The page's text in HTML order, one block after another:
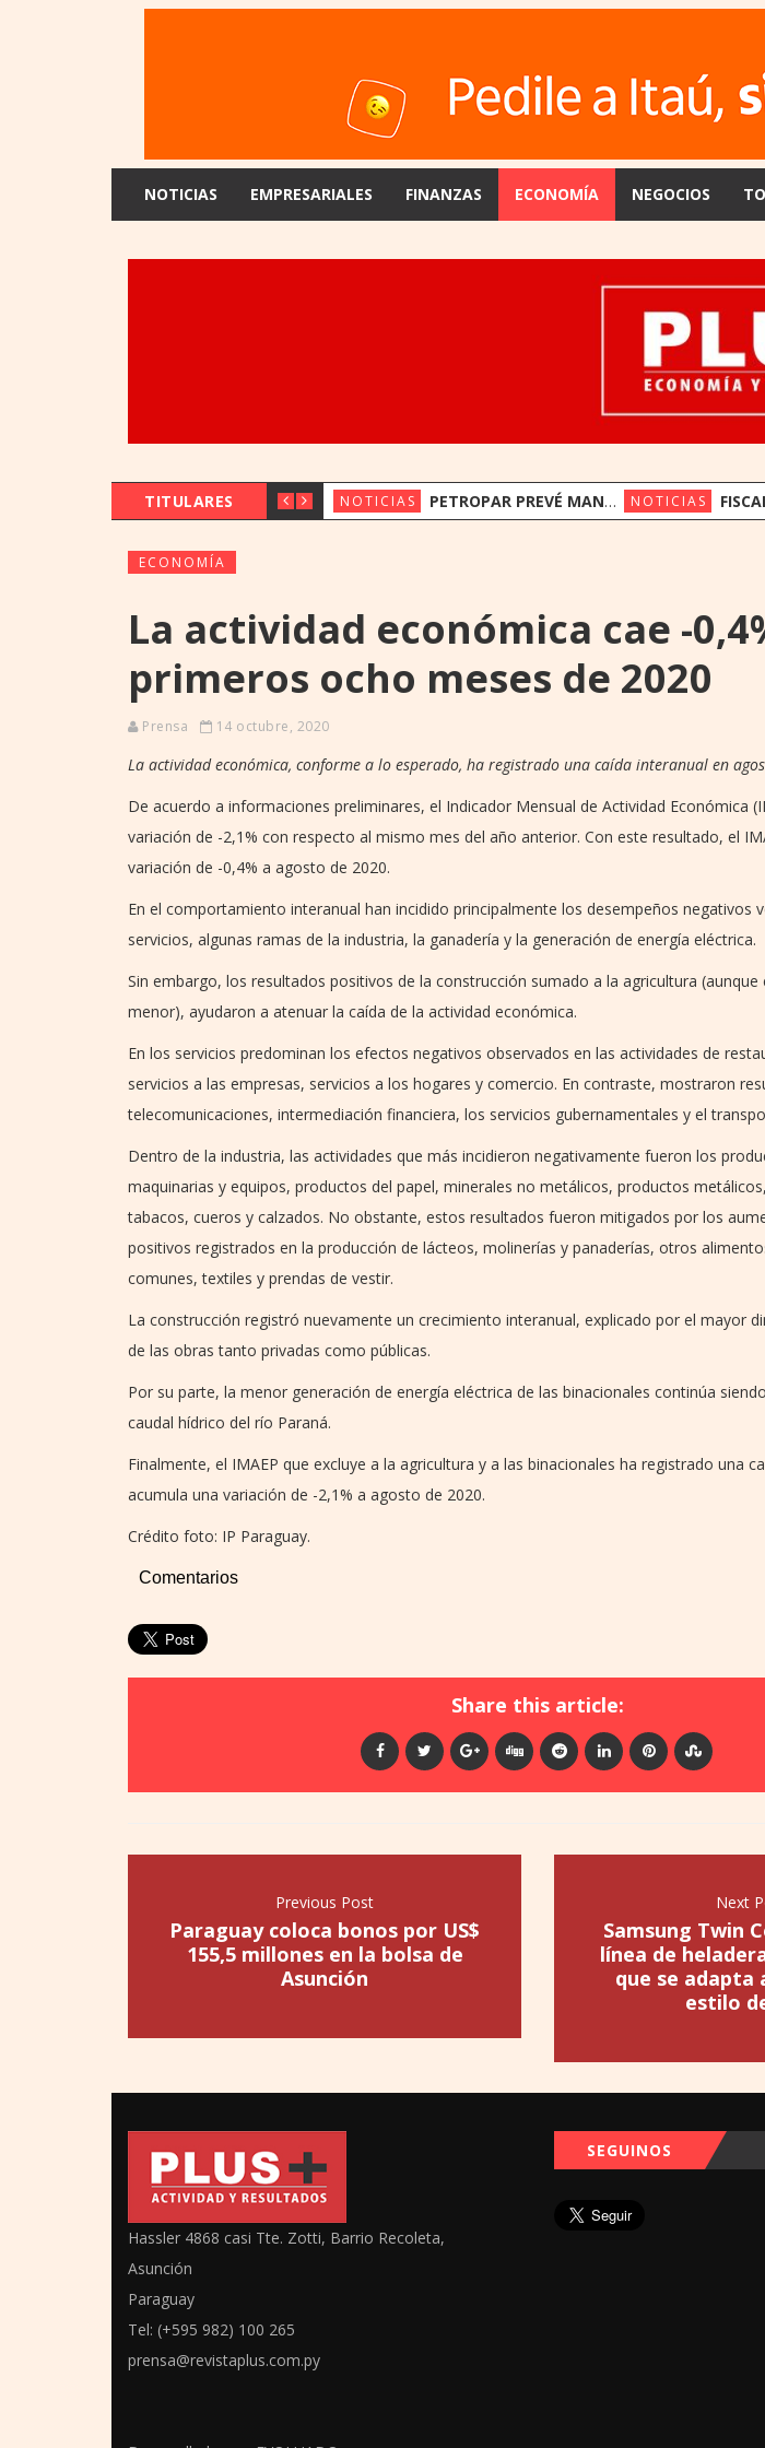
NOTICIAS EMPRESARIALES FINANZAS ECONOMÍA NEGOCIOS
TITULARES NOTICIAS PETROPAR PREVÉ MANTENER SUS PRECIOS EN UN ESCENARIO DE SUBAS NOTICIAS FISCALÍA IMPUTA A
ECONOMÍA
La actividad económica cae -
primeros ocho meses de 2020
Prensa 14 octubre, 2020
La actividad económica, conforme a lo esperado, ha registrado una caída interanual en
De acuerdo a informaciones preliminares, el Indicador Mensual de Actividad Económica
variación de -2,1% con respecto al mismo mes del año anterior. Con este resultado, el
variación de -0,4% a agosto de 2020.
En el comportamiento interanual han incidido principalmente los desempeños negativos
servicios, algunas ramas de la industria, la ganadería y la generación de energía eléctrica.
Sin embargo, los resultados positivos de la construcción sumado a la agricultura
menor), ayudaron a atenuar la caída de la actividad económica.
En los servicios predominan los efectos negativos observados en las actividades de
servicios a las empresas, servicios a los hogares y comercio. En contraste, mostraron
telecomunicaciones, intermediación financiera, los servicios gubernamentales y el
Dentro de la industria, las actividades que más incidieron negativamente fueron los
maquinarias y equipos, productos del papel, minerales no metálicos, productos
tabacos, cueros y calzados. No obstante, estos resultados fueron mitigados por los
positivos registrados en la producción de lácteos, molinerías y panaderías, otros
comunes, textiles y prendas de vestir.
La construcción registró nuevamente un crecimiento interanual, explicado por el mayor
de las obras tanto privadas como públicas.
Por su parte, la menor generación de energía eléctrica de las binacionales continúa
caudal hídrico del río Paraná.
Finalmente, el IMAEP que excluye a la agricultura y a las binacionales ha registrado una
acumula una variación de -2,1% a agosto de 2020.
Crédito foto: IP Paraguay.
Comentarios
Share this article:
Previous Post
Paraguay coloca bonos por US$
155,5 millones en la bolsa de
Asunción
Next
Samsung Twin
línea de
que se adapta
estilo
Hassler 4868 casi Tte. Zotti, Barrio Recoleta,
Asunción
Paraguay
Tel: (+595 982) 100 265
prensa@revistaplus.com.py
SEGUINOS